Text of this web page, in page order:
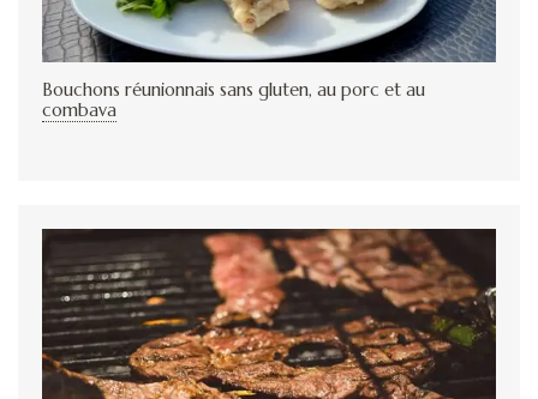
Bouchons réunionnais sans gluten, au porc et au
combava